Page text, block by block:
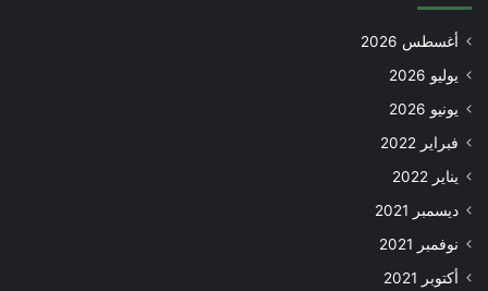
أغسطس 2026
يوليو 2026
يونيو 2026
فبراير 2022
يناير 2022
ديسمبر 2021
نوفمبر 2021
أكتوبر 2021